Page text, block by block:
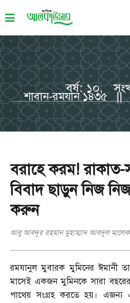
বর্ষ: ১০,
শাবান-রমযান ১৪৩৫
বরাহে করম! রাকাত-
বিবাদ ছাড়ুন নিজ
করুন
আবু আবদুর রহমান মুহাম্মাদ আবদুল মালেক
রমযানুল মুবারক মুমিনের ঈমানী
মাসেই একজন মুমিনকে সারা
পাথেয় সংগ্রহ করতে হয়। এজন্য